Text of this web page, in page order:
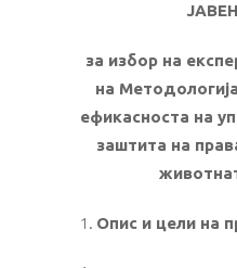
за избор на
на
ефикасноста на
заштита на
1. Опис и цели на